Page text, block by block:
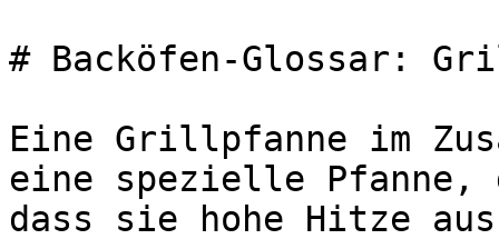
# Backöfen-Glossar:
Eine Grillpfanne im
eine spezielle
dass sie hohe Hitze